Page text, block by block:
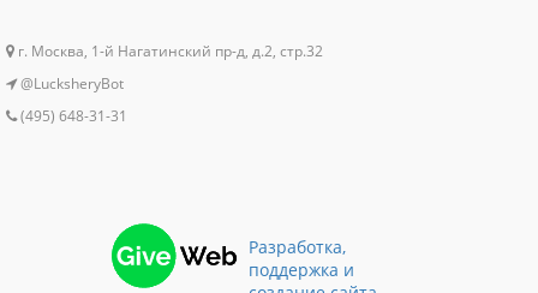
г. Москва, 1-й Нагатинский пр-д, д.2, стр.32
@LucksheryBot
(495) 648-31-31
Разработка,
поддержка и